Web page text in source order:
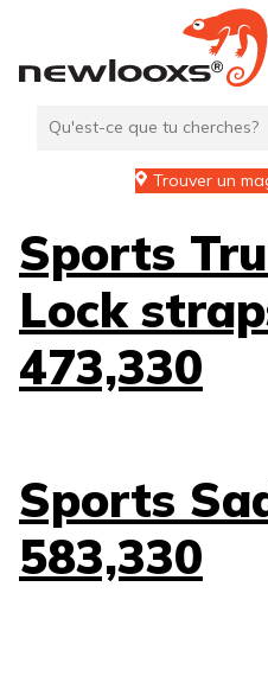
contenu
Trouver un
Sports
Lock
473,330
Sports
583,330